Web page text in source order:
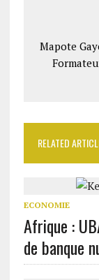
Mapote
RELATED
ECONOMIE
Afrique :
de banque